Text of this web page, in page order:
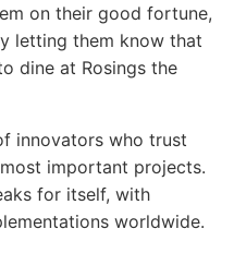
on their good fortune,
letting them know that
dine at Rosings the
innovators who trust
most important projects.
for itself, with
worldwide.